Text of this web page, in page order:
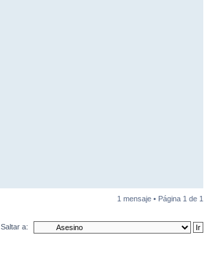
1 mensaje • Página 1 de 1
Saltar a: